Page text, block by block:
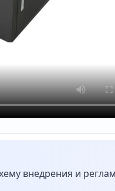
внедрения и